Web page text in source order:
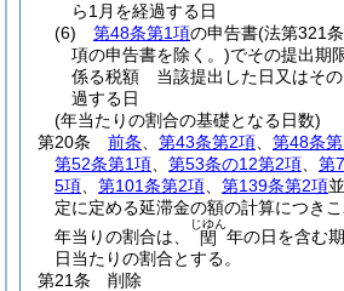
ら1月を経過する日
(6)
第48条第1項の申告書(法第321
項の申告書を除く。)でその提出期
係る税額 当該提出した日又はそ
過する日
(年当たりの割合の基礎となる日数)
第20条
前条 第43条第2項 第48条
第52条第1項
第53条の12第2項 第
5項
第101条第2項 第139条第2項
定に定める延滞金の額の計算につき
年当りの割合は、
閏
じゆん
年の日を含む
日当たりの割合とする。
第21条
削除